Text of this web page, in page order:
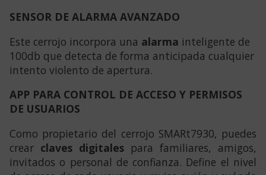
SENSOR DE ALARMA AVANZADO
Este cerrojo incorpora una alarma inteligente de
100db que detecta de forma anticipada cualquier
intento violento de apertura.
APP PARA CONTROL DE ACCESO Y PERMISOS
DE USUARIOS
Como propietario del cerrojo SMARt7930, puedes
crear claves digitales para familiares, amigos,
invitados o personal de confianza. Define el nivel